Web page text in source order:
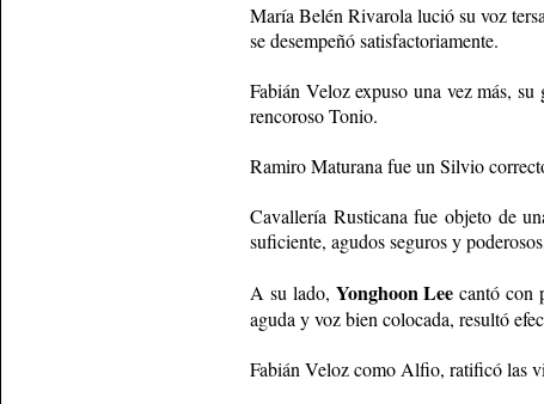
María Belén Rivarola lució su voz
se desempe­ñó satisfactoriamente.
Fabián Veloz expuso una vez más,
rencoroso Tonio.
Ramiro Maturana fue un Silvio
Cavallería Rusticana fue objeto de
suficiente, agudos seguros y
A su lado, Yonghoon Lee cantó con
aguda y voz bien colocada, resultó
Fabián Veloz como Alfio, ratificó las